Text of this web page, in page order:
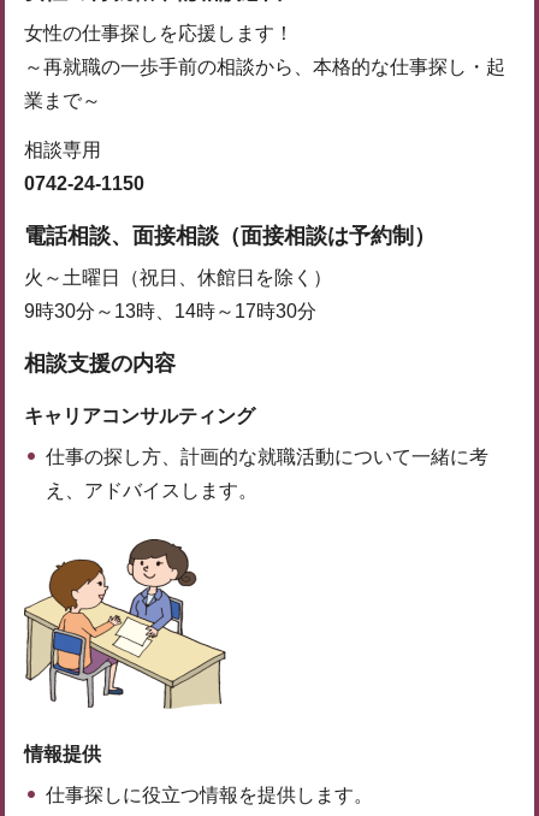
女性の仕事探しを応援します！
～再就職の一歩手前の相談から、本格的な仕事探し・起
業まで～
相談専用
0742-24-1150
電話相談、面接相談（面接相談は予約制）
火～土曜日（祝日、休館日を除く）
9時30分～13時、14時～17時30分
相談支援の内容
キャリアコンサルティング
仕事の探し方、計画的な就職活動について一緒に考
え、アドバイスします。
情報提供
仕事探しに役立つ情報を提供します。